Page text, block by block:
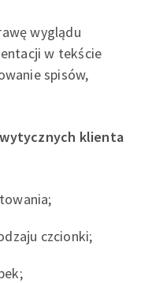
wyglądu
w tekście
spisów,
klienta
czcionki;